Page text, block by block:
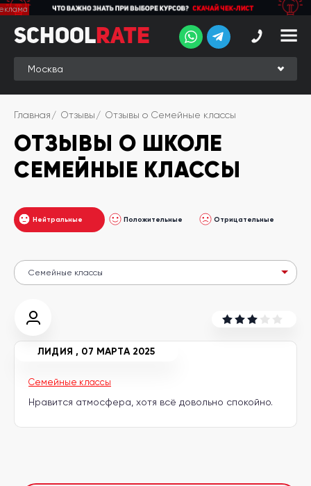
School
Rate
Рейтинг
Online-
рейтинг
Отзывы
студентов
Новые
Ищу курс:
английского
город:
Москва
другой
кабинет
SchoolRate
Главная Отзывы Отзывы о Семейные классы
ОТЗЫВЫ О ШКОЛЕ
СЕМЕЙНЫЕ КЛАССЫ
Нейтральные Положительные Отрицательные
Семейные классы
ЛИДИЯ , 07 МАРТА 2025
Нравится атмосфера, хотя всё довольно спокойно.